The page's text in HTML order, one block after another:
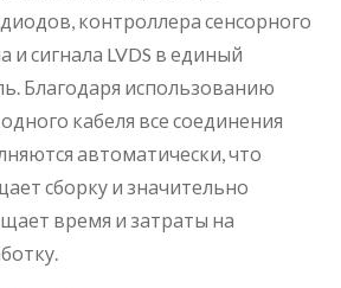
контроллера сенсорного
и сигнала LVDS в единый
Благодаря использованию
одного кабеля все соединения
автоматически, что
сборку и значительно
время и затраты на